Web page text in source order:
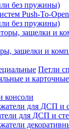
Push-To-
без пружины)
защелки и
Петли
консоли
для ДСП и